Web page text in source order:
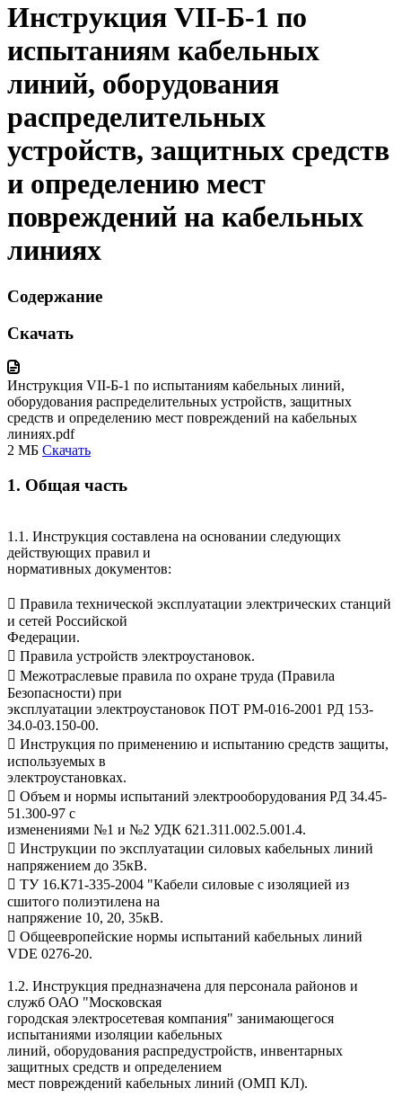
Инструкция VII-Б-1 по
испытаниям кабельных
линий, оборудования
распределительных
устройств, защитных средств
и определению мест
повреждений на кабельных
линиях
Содержание
Скачать
Инструкция VII-Б-1 по испытаниям кабельных линий,
оборудования распределительных устройств, защитных
средств и определению мест повреждений на кабельных
линиях.pdf
2 МБ Скачать
1. Общая часть
1.1. Инструкция составлена на основании следующих
действующих правил и
нормативных документов:
 Правила технической эксплуатации электрических станций
и сетей Российской
Федерации.
 Правила устройств электроустановок.
 Межотраслевые правила по охране труда (Правила
Безопасности) при
эксплуатации электроустановок ПОТ РМ-016-2001 РД 153-
34.0-03.150-00.
 Инструкция по применению и испытанию средств защиты,
используемых в
электроустановках.
 Объем и нормы испытаний электрооборудования РД 34.45-
51.300-97 с
изменениями №1 и №2 УДК 621.311.002.5.001.4.
 Инструкции по эксплуатации силовых кабельных линий
напряжением до 35кВ.
 ТУ 16.К71-335-2004 "Кабели силовые с изоляцией из
сшитого полиэтилена на
напряжение 10, 20, 35кВ.
 Общеевропейские нормы испытаний кабельных линий
VDE 0276-20.
1.2. Инструкция предназначена для персонала районов и
служб ОАО "Московская
городская электросетевая компания" занимающегося
испытаниями изоляции кабельных
линий, оборудования распредустройств, инвентарных
защитных средств и определением
мест повреждений кабельных линий (ОМП КЛ).